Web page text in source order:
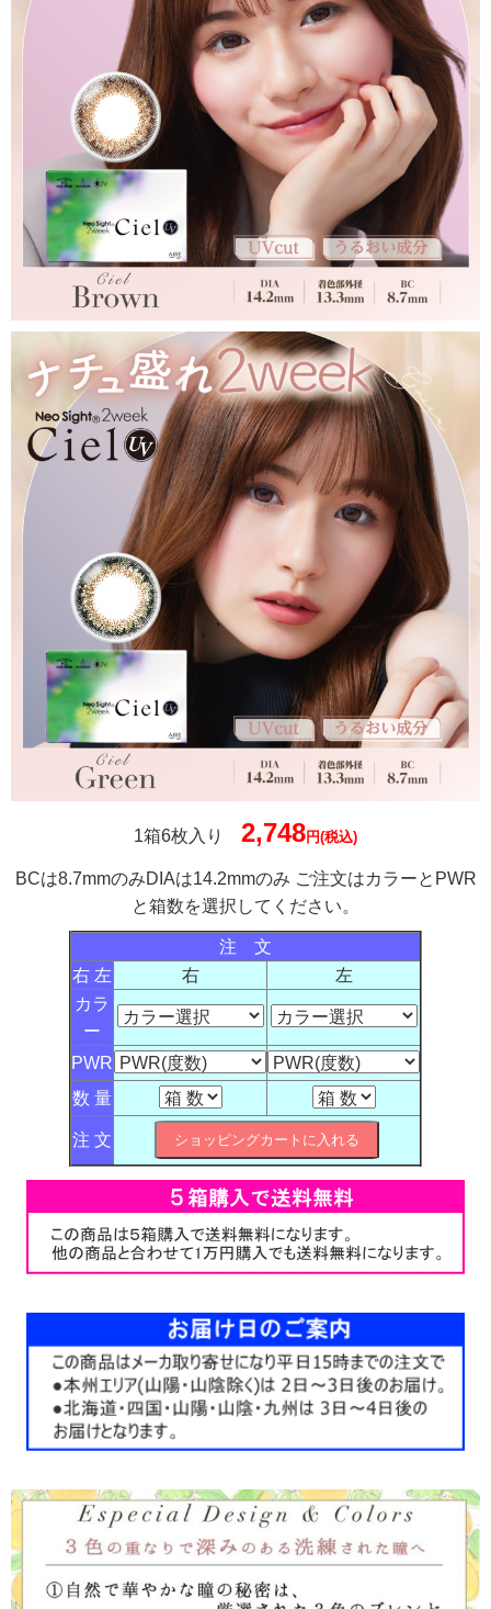
1箱6枚入り 2,748円(税込)
BCは8.7mmのみDIAは14.2mmのみ ご注文はカラーとPWR
と箱数を選択してください。
注 文
右 左
右
左
カラ
ー
PWR
数 量
注 文